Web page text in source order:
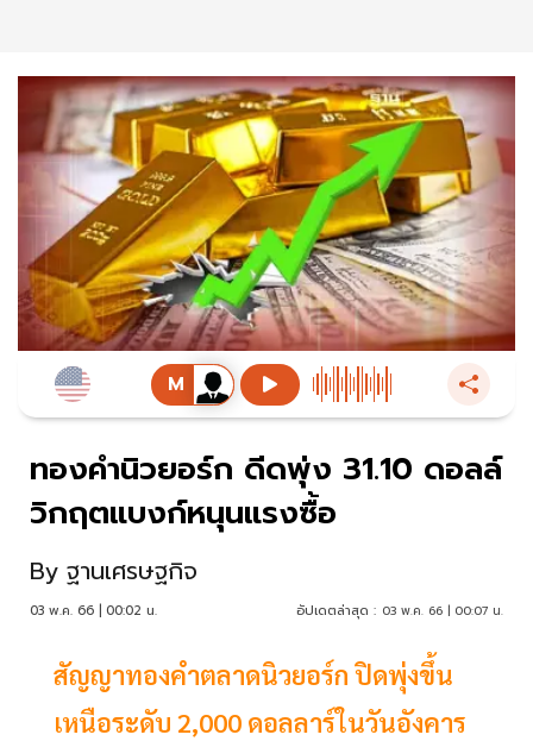
ทองคำนิวยอร์ก ดีดพุ่ง 31.10 ดอลล์
วิกฤตแบงก์หนุนแรงซื้อ
By ฐานเศรษฐกิจ
03 พ.ค. 66 | 00:02 น. อัปเดตล่าสุด : 03 พ.ค. 66 | 00:07 น.
สัญญาทองคำตลาดนิวยอร์ก ปิดพุ่งขึ้น
เหนือระดับ 2,000 ดอลลาร์ในวันอังคาร